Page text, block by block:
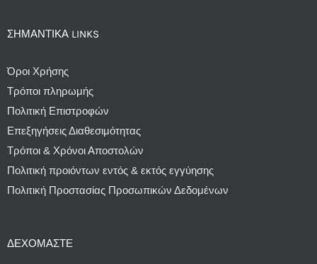
ΣΗΜΑΝΤΙΚΆ LINKS
Όροι Χρήσης
Τρόποι πληρωμής
Πολιτική Επιστροφών
Επεξηγήσεις Διαθεσιμότητας
Τρόποι & Χρόνοι Αποστολών
Πολιτική προιόντων εντός & εκτός εγγύησης
Πολιτική Προστασίας Προσωπικών Δεδομένων
ΔΕΧΌΜΑΣΤΕ